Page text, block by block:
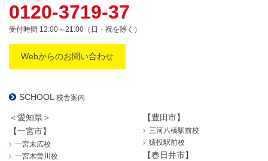
0120-3719-37
受付時間 12:00～21:00（日・祝を除く）
Webからのお問い合わせ
SCHOOL 校舎案内
＜愛知県＞
【一宮市】
一宮末広校
一宮木曽川校
【豊田市】
三河八橋駅前校
猿投駅前校
【春日井市】